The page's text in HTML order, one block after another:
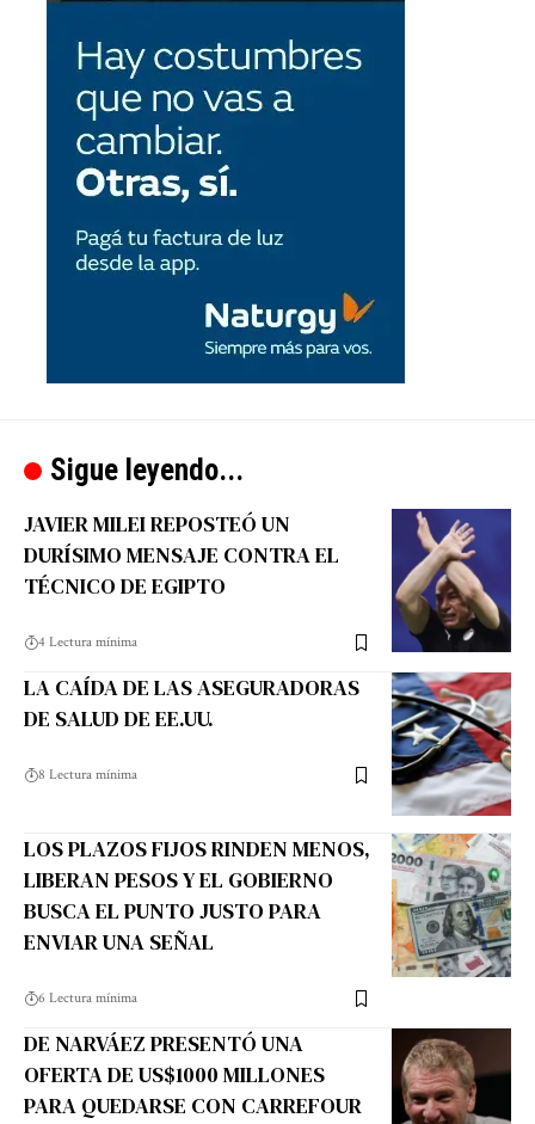
Sigue leyendo...
JAVIER MILEI REPOSTEÓ UN
DURÍSIMO MENSAJE CONTRA EL
TÉCNICO DE EGIPTO
4 Lectura mínima
LA CAÍDA DE LAS ASEGURADORAS
DE SALUD DE EE.UU.
8 Lectura mínima
LOS PLAZOS FIJOS RINDEN MENOS,
LIBERAN PESOS Y EL GOBIERNO
BUSCA EL PUNTO JUSTO PARA
ENVIAR UNA SEÑAL
6 Lectura mínima
DE NARVÁEZ PRESENTÓ UNA
OFERTA DE US$1000 MILLONES
PARA QUEDARSE CON CARREFOUR